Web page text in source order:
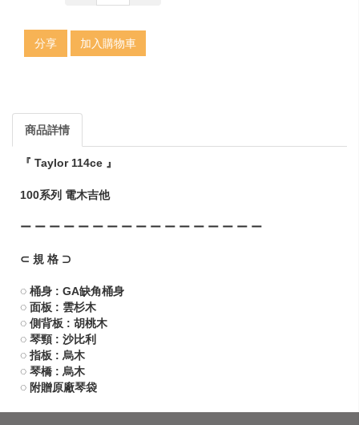
分享 加入購物車
商品詳情
『 Taylor 114ce 』
100系列 電木吉他
ー ー ー ー ー ー ー ー ー ー ー ー ー ー ー ー ー
⊂ 規 格 ⊃
◌ 桶身 : GA缺角桶身
◌ 面板 : 雲杉木
◌ 側背板 : 胡桃木
◌ 琴頸 : 沙比利
◌ 指板 : 烏木
◌ 琴橋 : 烏木
◌ 附贈原廠琴袋